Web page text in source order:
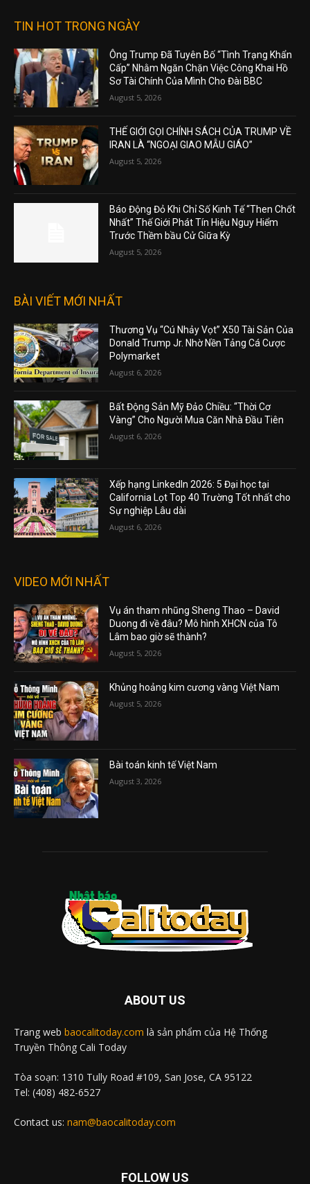
TIN HOT TRONG NGÀY
Ông Trump Đã Tuyên Bố “Tình Trạng Khẩn
Cấp” Nhằm Ngăn Chặn Việc Công Khai Hồ
Sơ Tài Chính Của Mình Cho Đài BBC
August 5, 2026
THẾ GIỚI GỌI CHÍNH SÁCH CỦA TRUMP VỀ
IRAN LÀ “NGOẠI GIAO MẪU GIÁO”
August 5, 2026
Báo Động Đỏ Khi Chỉ Số Kinh Tế “Then Chốt
Nhất” Thế Giới Phát Tín Hiệu Nguy Hiểm
Trước Thềm bầu Cử Giữa Kỳ
August 5, 2026
BÀI VIẾT MỚI NHẤT
Thương Vụ “Cú Nhảy Vọt” X50 Tài Sản Của
Donald Trump Jr. Nhờ Nền Tảng Cá Cược
Polymarket
August 6, 2026
Bất Động Sản Mỹ Đảo Chiều: “Thời Cơ
Vàng” Cho Người Mua Căn Nhà Đầu Tiên
August 6, 2026
Xếp hạng LinkedIn 2026: 5 Đại học tại
California Lọt Top 40 Trường Tốt nhất cho
Sự nghiệp Lâu dài
August 6, 2026
VIDEO MỚI NHẤT
Vụ án tham nhũng Sheng Thao – David
Duong đi về đâu? Mô hình XHCN của Tô
Lâm bao giờ sẽ thành?
August 5, 2026
Khủng hoảng kim cương vàng Việt Nam
August 5, 2026
Bài toán kinh tế Việt Nam
August 3, 2026
ABOUT US
Trang web baocalitoday.com là sản phẩm của Hệ Thống
Truyền Thông Cali Today
Tòa soạn: 1310 Tully Road #109, San Jose, CA 95122
Tel: (408) 482-6527
Contact us: nam@baocalitoday.com
FOLLOW US